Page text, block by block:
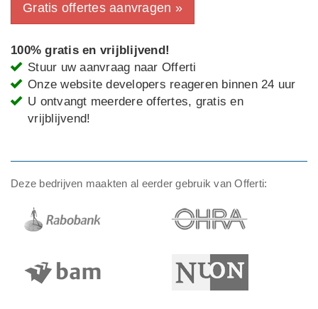
Gratis offertes aanvragen »
100% gratis en vrijblijvend!
Stuur uw aanvraag naar Offerti
Onze website developers reageren binnen 24 uur
U ontvangt meerdere offertes, gratis en
vrijblijvend!
Deze bedrijven maakten al eerder gebruik van Offerti: